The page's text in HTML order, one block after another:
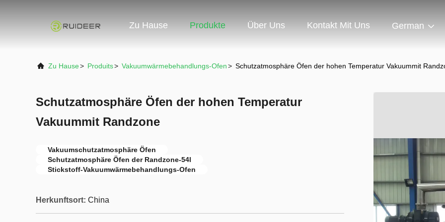
Zu Hause Produkte Über Uns Kontakt Mit Uns German
Zu Hause> Produits> Vakuumwärmebehandlungs-Ofen> Schutzatmosphäre Öfen der hohen Temperatur Vakuummit
Schutzatmosphäre Öfen der hohen Temperatur
Vakuummit Randzone
Vakuumschutzatmosphäre Öfen
Schutzatmosphäre Öfen der Randzone-54l
Stickstoff-Vakuumwärmebehandlungs-Ofen
Herkunftsort: China